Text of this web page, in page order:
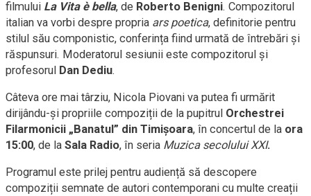
filmului La Vita è bella, de Roberto Benigni. Compozitorul
italian va vorbi despre propria ars poetica, definitorie pentru
stilul său componistic, conferința fiind urmată de întrebări și
răspunsuri. Moderatorul sesiunii este compozitorul și
profesorul Dan Dediu.
Câteva ore mai târziu, Nicola Piovani va putea fi urmărit
dirijându-și propriile compoziții de la pupitrul Orchestrei
Filarmonicii „Banatul” din Timișoara, în concertul de la ora
15:00, de la Sala Radio, în seria Muzica secolului XXI.
Programul este prilej pentru audiență să descopere
compoziții semnate de autori contemporani cu multe creații